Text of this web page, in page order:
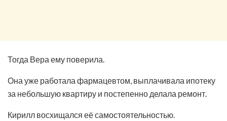
Тогда Вера ему поверила.
Она уже работала фармацевтом, выплачивала ипотеку
за небольшую квартиру и постепенно делала ремонт.
Кирилл восхищался её самостоятельностью.